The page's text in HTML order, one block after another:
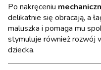
Po nakręceniu
delikatnie się obracają, a
maluszka i pomaga mu
stymuluje również rozwój
dziecka.